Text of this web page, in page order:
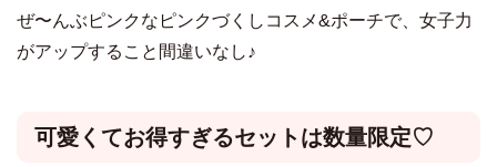
ぜ〜んぶピンクなピンクづくしコスメ&ポーチで、女子力
がアップすること間違いなし♪
可愛くてお得すぎるセットは数量限定♡